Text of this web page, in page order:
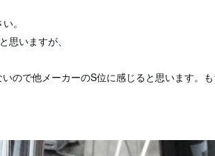
。
いますが、
ので他メーカーのS位に感じると思います。